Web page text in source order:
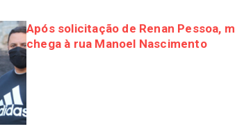
Após solicitação de Renan Pessoa,
chega à rua Manoel Nascimento